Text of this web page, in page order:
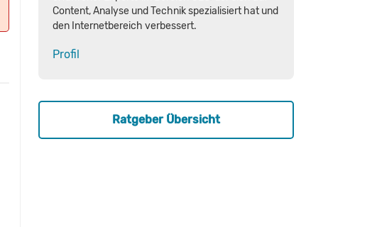
Content, Analyse und Technik spezialisiert hat und
den Internetbereich verbessert.
Profil
Ratgeber Übersicht